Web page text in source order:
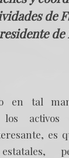
de
de
en tal
los activos
es